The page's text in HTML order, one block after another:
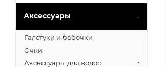
Аксессуары
Галстуки и бабочки
Очки
Аксессуары для волос